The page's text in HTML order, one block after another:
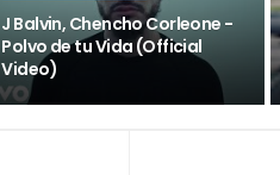
J Balvin, Chencho Corleone -
Polvo de tu Vida (Official
Video)